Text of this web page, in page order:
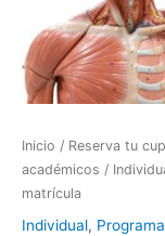
Inicio / Reserva tu
académicos /
matrícula
Individual,
cantidad